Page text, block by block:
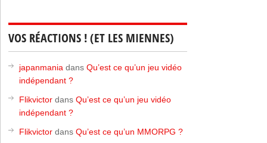
VOS RÉACTIONS ! (ET LES MIENNES)
japanmania dansQu’est ce qu’un jeu vidéo
indépendant ?
Flikvictor dansQu’est ce qu’un jeu vidéo
indépendant ?
Flikvictor dansQu’est ce qu’un MMORPG ?